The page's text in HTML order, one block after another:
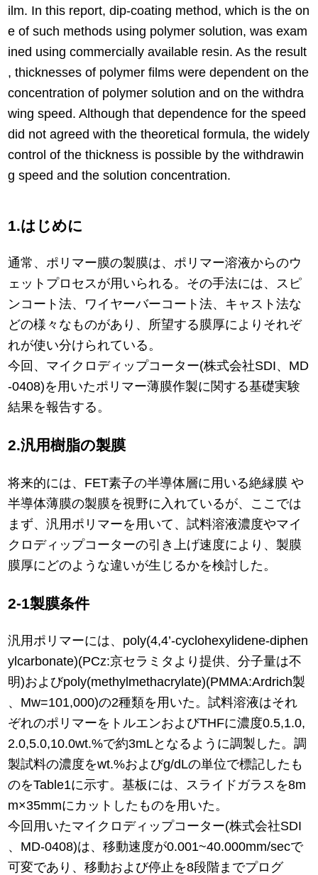
ilm. In this report, dip-coating method, which is the on
e of such methods using polymer solution, was exam
ined using commercially available resin. As the result
, thicknesses of polymer films were dependent on the
concentration of polymer solution and on the withdra
wing speed. Although that dependence for the speed
did not agreed with the theoretical formula, the widely
control of the thickness is possible by the withdrawin
g speed and the solution concentration.
1.はじめに
通常、ポリマー膜の製膜は、ポリマー溶液からのウ
ェットプロセスが用いられる。その手法には、スピ
ンコート法、ワイヤーバーコート法、キャスト法な
どの様々なものがあり、所望する膜厚によりそれぞ
れが使い分けられている。
今回、マイクロディップコーター(株式会社SDI、MD
-0408)を用いたポリマー薄膜作製に関する基礎実験
結果を報告する。
2.汎用樹脂の製膜
将来的には、FET素子の半導体層に用いる絶縁膜 や
半導体薄膜の製膜を視野に入れているが、ここでは
まず、汎用ポリマーを用いて、試料溶液濃度やマイ
クロディップコーターの引き上げ速度により、製膜
膜厚にどのような違いが生じるかを検討した。
2-1製膜条件
汎用ポリマーには、poly(4,4’-cyclohexylidene-diphen
ylcarbonate)(PCz:京セラミタより提供、分子量は不
明)およびpoly(methylmethacrylate)(PMMA:Ardrich製
、Mw=101,000)の2種類を用いた。試料溶液はそれ
ぞれのポリマーをトルエンおよびTHFに濃度0.5,1.0,
2.0,5.0,10.0wt.%で約3mLとなるように調製した。調
製試料の濃度をwt.%およびg/dLの単位で標記したも
のをTable1に示す。基板には、スライドガラスを8m
m×35mmにカットしたものを用いた。
今回用いたマイクロディップコーター(株式会社SDI
、MD-0408)は、移動速度が0.001~40.000mm/secで
可変であり、移動および停止を8段階までプログ